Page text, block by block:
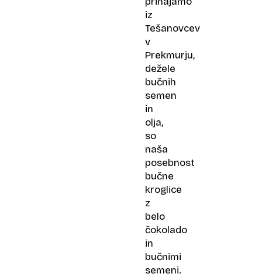
iz
Tešanovcev
v
Prekmurju,
dežele
bučnih
semen
in
olja,
so
naša
posebnost
bučne
kroglice
z
belo
čokolado
in
bučnimi
semeni.